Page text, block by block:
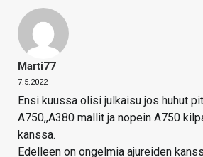
Marti77
7.5.2022
Ensi kuussa olisi julkaisu jos huhut
A750,,A380 mallit ja nopein A750
kanssa.
Edelleen on ongelmia ajureiden